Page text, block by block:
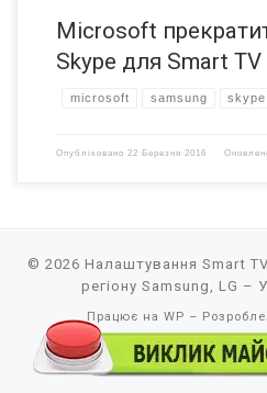
Microsoft
Skype для Smart TV
microsoft samsung skype
Опубліковано 22 Березня 2016
© 2026 Налаштування Smart
регіону Samsung, LG –
Працює на WP –